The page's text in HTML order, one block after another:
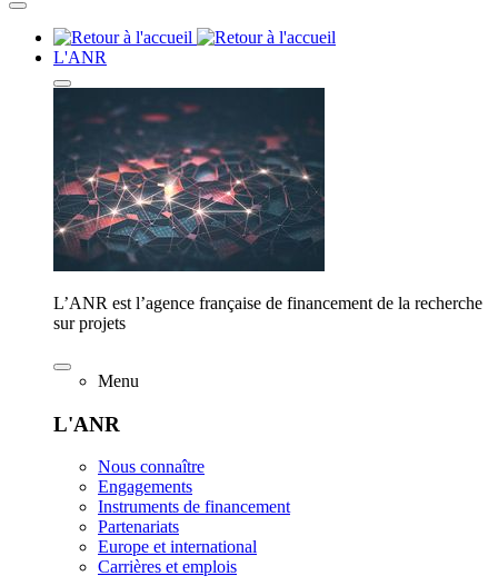
L'ANR
L’ANR est l’agence française de financement de la recherche
sur projets
Menu
L'ANR
Nous connaître
Engagements
Instruments de financement
Partenariats
Europe et international
Carrières et emplois